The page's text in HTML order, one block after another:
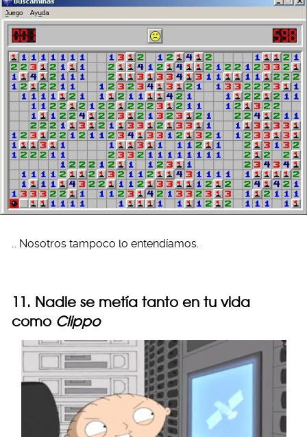
… Nosotros tampoco lo entendíamos.
11. Nadie se metía tanto en tu vida
como Clippo